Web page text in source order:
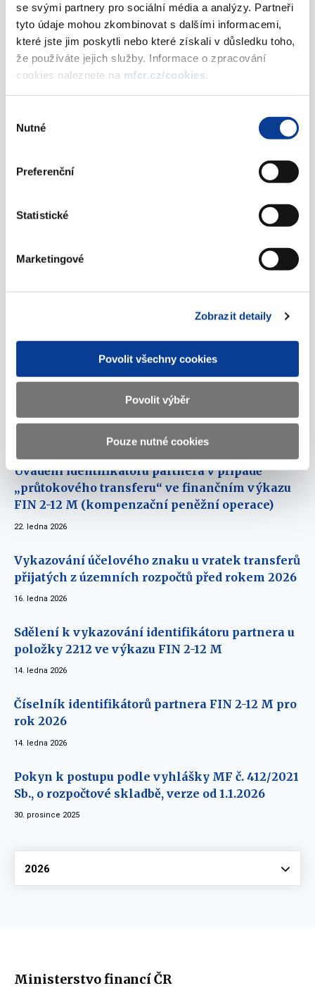
se svými partnery pro sociální média a analýzy. Partneři
tyto údaje mohou zkombinovat s dalšími informacemi,
které jste jim poskytli nebo které získali v důsledku toho,
že používáte jejich služby. Informace o zpracování
cookies naleznete na mfcr.cz/cookies.
souhlasu
Nutné
Preferenční
Statistické
Marketingové
Zobrazit detaily
Povolit všechny cookies
Povolit výběr
Pouze nutné cookies
10. června 2026
Co je závazným ukazatelem ve schváleném
rozpočtu
10. června 2026
Nová struktura finančního výkazu FIN 2-12 M
od 1. ledna 2026
Uvedení identifikátoru partnera u výdaje z titulu
zatříděného na položce 5363 – Úhrady sankcí
Uvádění identifikátoru partnera u položek
podseskupení 549 – Ostatní neinvestiční
transfery fyzickým osobám ve výkazu FIN 2-12
M
Uvádění identifikátoru partnera v případě
„průtokového transferu“ ve finančním výkazu
FIN 2-12 M (kompenzační peněžní operace)
22. ledna 2026
Vykazování účelového znaku u vratek transferů
přijatých z územních rozpočtů před rokem 2026
16. ledna 2026
Sdělení k vykazování identifikátoru partnera u
položky 2212 ve výkazu FIN 2-12 M
14. ledna 2026
Číselník identifikátorů partnera FIN 2-12 M pro
rok 2026
14. ledna 2026
Pokyn k postupu podle vyhlášky MF č. 412/2021
Sb., o rozpočtové skladbě, verze od 1.1.2026
30. prosince 2025
Vyberte
2026
Ministerstvo financí ČR